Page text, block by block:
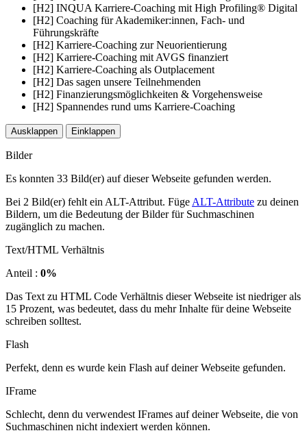
[H2] INQUA Karriere-Coaching mit High Profiling® Digital
[H2] Coaching für Akademiker:innen, Fach- und
Führungskräfte
[H2] Karriere-Coaching zur Neuorientierung
[H2] Karriere-Coaching mit AVGS finanziert
[H2] Karriere-Coaching als Outplacement
[H2] Das sagen unsere Teilnehmenden
[H2] Finanzierungsmöglichkeiten & Vorgehensweise
[H2] Spannendes rund ums Karriere-Coaching
Ausklappen Einklappen
Bilder
Es konnten 33 Bild(er) auf dieser Webseite gefunden werden.
Bei 2 Bild(er) fehlt ein ALT-Attribut. Füge ALT-Attribute zu deinen
Bildern, um die Bedeutung der Bilder für Suchmaschinen
zugänglich zu machen.
Text/HTML Verhältnis
Anteil : 0%
Das Text zu HTML Code Verhältnis dieser Webseite ist niedriger als
15 Prozent, was bedeutet, dass du mehr Inhalte für deine Webseite
schreiben solltest.
Flash
Perfekt, denn es wurde kein Flash auf deiner Webseite gefunden.
IFrame
Schlecht, denn du verwendest IFrames auf deiner Webseite, die von
Suchmaschinen nicht indexiert werden können.